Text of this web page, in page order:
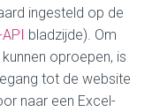
ingesteld op de
bladzijde). Om
oproepen, is
tot de website
naar een Excel-